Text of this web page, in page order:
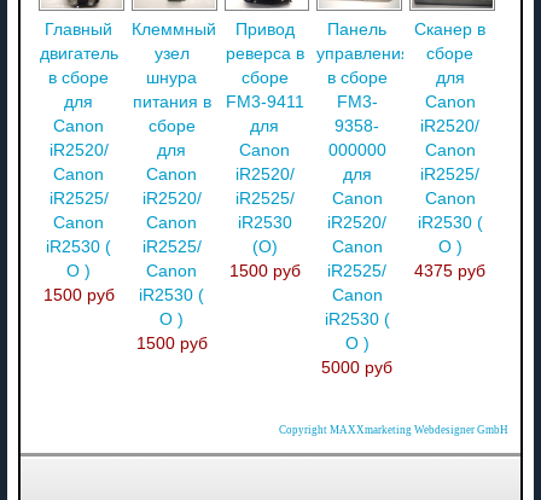
Главный
двигатель
в сборе
для
Canon
iR2520/
Canon
iR2525/
Canon
iR2530 (
О )
1500 руб
Клеммный
узел
шнура
питания в
сборе
для
Canon
iR2520/
Canon
iR2525/
Canon
iR2530 (
О )
1500 руб
Привод
реверса в
сборе
FM3-9411
для
Canon
iR2520/
iR2525/
iR2530
(О)
1500 руб
Панель
управления
в сборе
FM3-
9358-
000000
для
Canon
iR2520/
Canon
iR2525/
Canon
iR2530 (
О )
5000 руб
Сканер в
сборе
для
Canon
iR2520/
Canon
iR2525/
Canon
iR2530 (
О )
4375 руб
Copyright MAXXmarketing Webdesigner GmbH